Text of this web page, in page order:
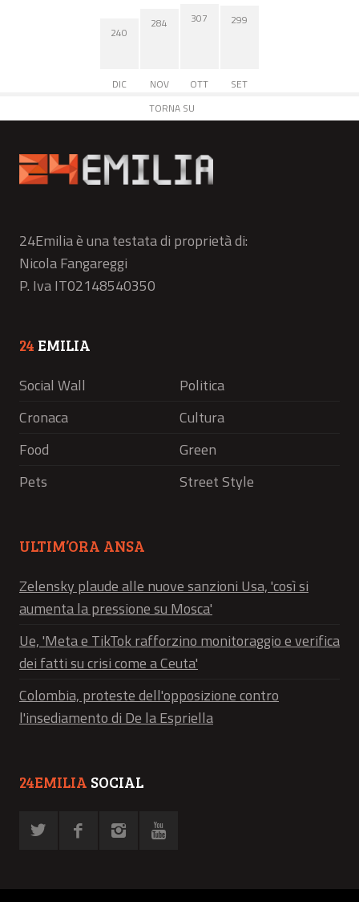
240
DIC
284
NOV
307
OTT
299
SET
TORNA SU
24Emilia è una testata di proprietà di:
Nicola Fangareggi
P. Iva IT02148540350
24 EMILIA
Social Wall
Politica
Cronaca
Cultura
Food
Green
Pets
Street Style
ULTIM’ORA ANSA
Zelensky plaude alle nuove sanzioni Usa, 'così si
aumenta la pressione su Mosca'
Ue, 'Meta e TikTok rafforzino monitoraggio e verifica
dei fatti su crisi come a Ceuta'
Colombia, proteste dell'opposizione contro
l'insediamento di De la Espriella
24EMILIA SOCIAL